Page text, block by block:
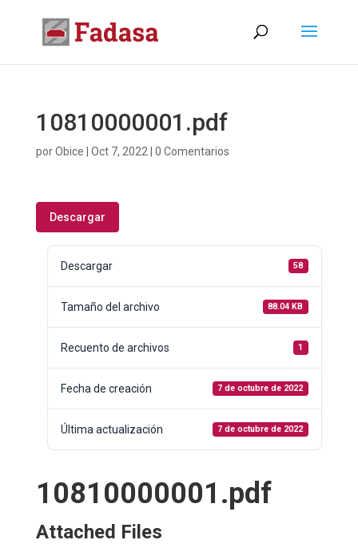
10810000001.pdf
porObice Oct 7, 2022 0 Comentarios
Descargar
Descargar 58
Tamaño del archivo 88.04 KB
Recuento de archivos 1
Fecha de creación 7 de octubre de 2022
Última actualización 7 de octubre de 2022
10810000001.pdf
Attached Files